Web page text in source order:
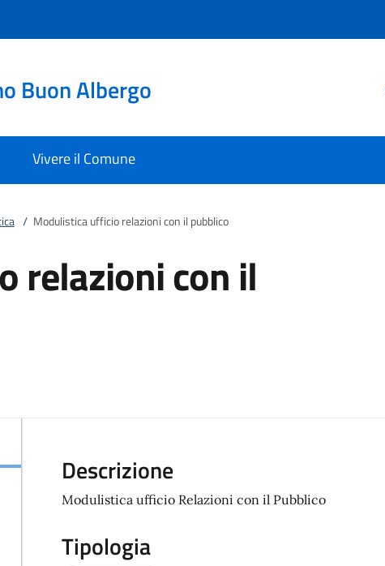
Buon Albergo
Vivere il Comune
/ Modulistica ufficio relazioni con il pubblico
relazioni con il
Descrizione
Modulistica ufficio Relazioni con il Pubblico
Tipologia